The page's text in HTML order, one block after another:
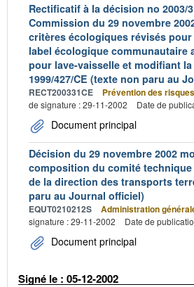
Rectificatif à la décision no 2003/
Commission du 29 novembre
critères écologiques révisés
label écologique communautaire
pour lave-vaisselle et modifiant
1999/427/CE (texte non paru au
RECT200331CE Prévention des risques
de signature : 29-11-2002
Date de
Document principal
Décision du 29 novembre 2002
composition du comité
de la direction des transports
paru au Journal officiel)
EQUT0210212S Administration
signature : 29-11-2002
Date de
Document principal
Signé le : 05-12-2002